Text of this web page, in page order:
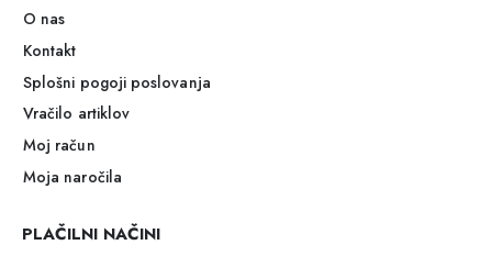
O nas
Kontakt
Splošni pogoji poslovanja
Vračilo artiklov
Moj račun
Moja naročila
PLAČILNI NAČINI